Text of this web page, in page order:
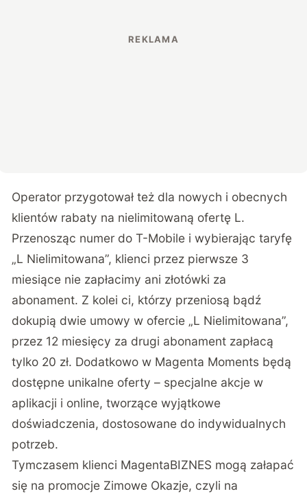
Operator przygotował też dla nowych i obecnych
klientów rabaty na nielimitowaną ofertę L.
Przenosząc numer do T-Mobile i wybierając taryfę
„L Nielimitowana”, klienci przez pierwsze 3
miesiące nie zapłacimy ani złotówki za
abonament. Z kolei ci, którzy przeniosą bądź
dokupią dwie umowy w ofercie „L Nielimitowana”,
przez 12 miesięcy za drugi abonament zapłacą
tylko 20 zł. Dodatkowo w Magenta Moments będą
dostępne unikalne oferty – specjalne akcje w
aplikacji i online, tworzące wyjątkowe
doświadczenia, dostosowane do indywidualnych
potrzeb.
Tymczasem klienci MagentaBIZNES mogą załapać
się na promocje Zimowe Okazje, czyli na